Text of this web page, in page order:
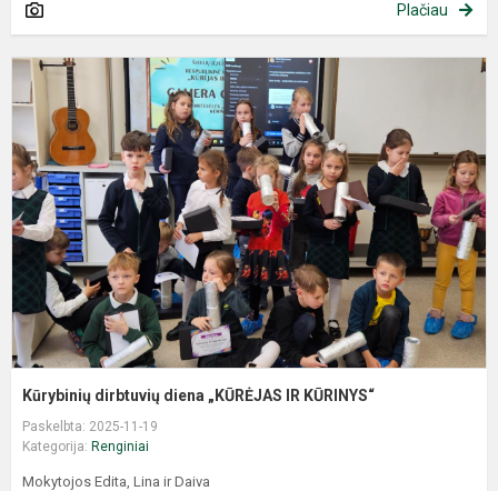
Plačiau
Kūrybinių dirbtuvių diena „KŪRĖJAS IR KŪRINYS“
Paskelbta: 2025-11-19
Kategorija: Renginiai
Mokytojos Edita, Lina ir Daiva